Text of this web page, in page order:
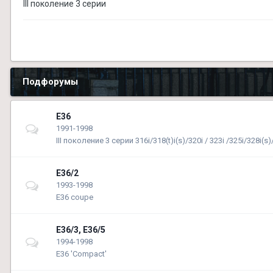
ІІІ поколение 3 серии
Подфорумы
E36
1991-1998
III поколение 3 серии 316i/318(t)i(s)/320i / 323i /325i/
E36/2
1993-1998
E36 coupe
E36/3, E36/5
1994-1998
E36 'Compact'